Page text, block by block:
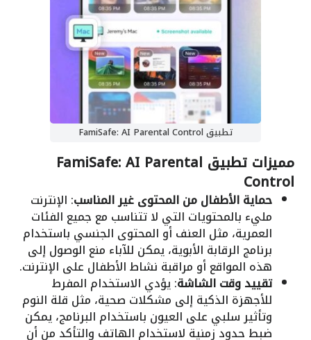
تطبيق FamiSafe: AI Parental Control
مميزات تطبيق FamiSafe: AI Parental
Control
حماية الأطفال من المحتوى غير المناسب: الإنترنت
مليء بالمحتويات التي لا تتناسب مع جميع الفئات
العمرية، مثل العنف أو المحتوى الجنسي باستخدام
برنامج الرقابة الأبوية، يمكن للآباء منع الوصول إلى
هذه المواقع أو مراقبة نشاط الأطفال على الإنترنت.
تقييد وقت الشاشة: يؤدي الاستخدام المفرط
للأجهزة الذكية إلى مشكلات صحية، مثل قلة النوم
وتأثير سلبي على العيون باستخدام البرنامج، يمكن
ضبط حدود زمنية لاستخدام الهاتف والتأكد من أن